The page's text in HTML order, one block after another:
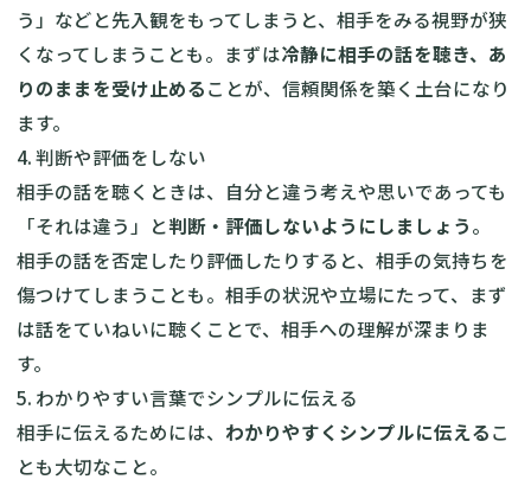
う」などと先入観をもってしまうと、相手をみる視野が狭
くなってしまうことも。まずは冷静に相手の話を聴き、あ
りのままを受け止めることが、信頼関係を築く土台になり
ます。
4. 判断や評価をしない
相手の話を聴くときは、自分と違う考えや思いであっても
「それは違う」と判断・評価しないようにしましょう。
相手の話を否定したり評価したりすると、相手の気持ちを
傷つけてしまうことも。相手の状況や立場にたって、まず
は話をていねいに聴くことで、相手への理解が深まりま
す。
5. わかりやすい言葉でシンプルに伝える
相手に伝えるためには、 わかりやすくシンプルに伝えるこ
とも大切なこと。